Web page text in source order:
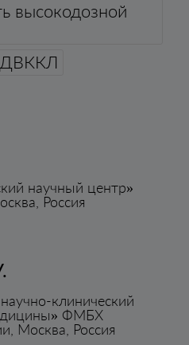
высокодозной
ДВККЛ
научный центр»
Россия
клинический
ФМБХ
Москва, Россия